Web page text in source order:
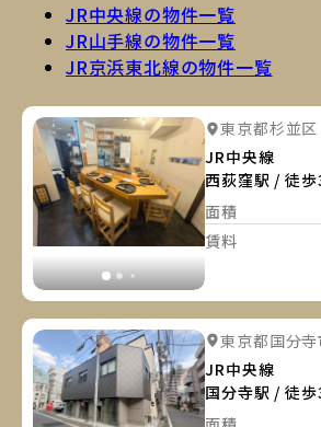
JR中央線の物件一覧
JR山手線の物件一覧
JR京浜東北線の物件一覧
詳細を見る
東京都杉並区
JR中央線
西荻窪駅 / 徒歩
面積
賃料
詳細を見る
東京都国分寺
JR中央線
国分寺駅 / 徒歩